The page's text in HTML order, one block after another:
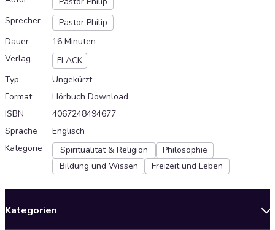
Sprecher
Pastor Philip
Dauer
16 Minuten
Verlag
FLACK
Typ
Ungekürzt
Format
Hörbuch Download
ISBN
4067248494677
Sprache
Englisch
Kategorie
Spiritualität & Religion
Philosophie
Bildung und Wissen
Freizeit und Leben
Kategorien